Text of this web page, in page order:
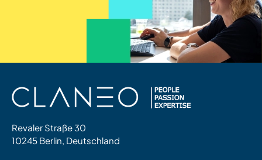
Revaler Straße 30
10245 Berlin, Deutschland